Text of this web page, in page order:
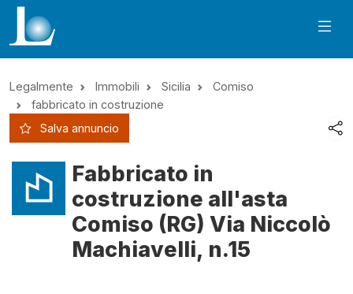
Legalmente Immobili Sicilia
Comiso
fabbricato in costruzione
Salva annuncio
Fabbricato in
costruzione all'asta
Comiso (RG) Via Niccolò
Machiavelli, n.15